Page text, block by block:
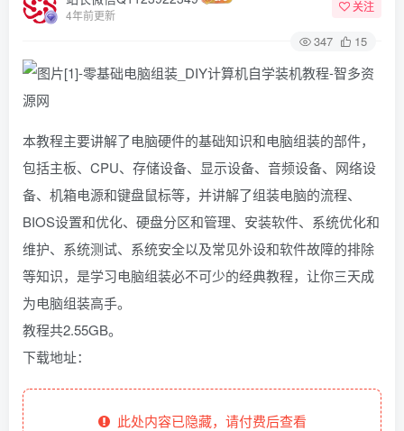
4年前更新
关注
347 15
本教程主要讲解了电脑硬件的基础知识和电脑组装的部件，
包括主板、CPU、存储设备、显示设备、音频设备、网络设
备、机箱电源和键盘鼠标等，并讲解了组装电脑的流程、
BIOS设置和优化、硬盘分区和管理、安装软件、系统优化和
维护、系统测试、系统安全以及常见外设和软件故障的排除
等知识，是学习电脑组装必不可少的经典教程，让你三天成
为电脑组装高手。
教程共2.55GB。
下载地址：
此处内容已隐藏，请付费后查看